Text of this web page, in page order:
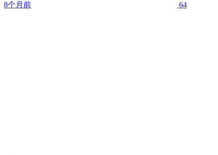
8个月前 64